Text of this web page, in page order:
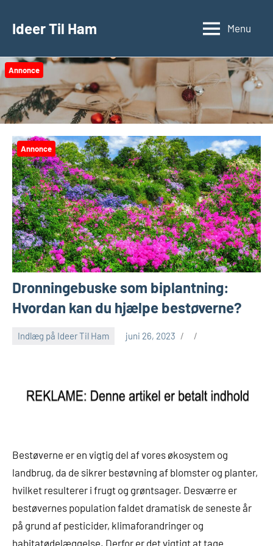
Ideer Til Ham Menu
Annonce
Annonce
Dronningebuske som biplantning:
Hvordan kan du hjælpe bestøverne?
Indlæg på Ideer Til Ham juni 26, 2023
Bestøverne er en vigtig del af vores økosystem og
landbrug, da de sikrer bestøvning af blomster og planter,
hvilket resulterer i frugt og grøntsager. Desværre er
bestøvernes population faldet dramatisk de seneste år
på grund af pesticider, klimaforandringer og
habitatødelæggelse. Derfor er det vigtigt at tage